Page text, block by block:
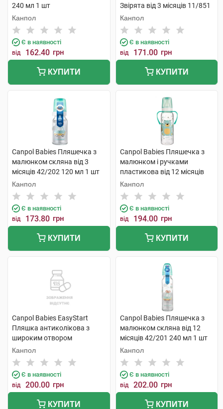
240 мл 1 шт
Канпол
Є в наявності
від 162.40 грн
КУПИТИ
Звірята від 3 місяців 11/851
120 мл 1 шт
Канпол
Є в наявності
від 171.00 грн
КУПИТИ
Canpol Babies Пляшечка з
малюнком скляна від 3
місяців 42/202 120 мл 1 шт
Канпол
Є в наявності
від 173.80 грн
КУПИТИ
Canpol Babies Пляшечка з
малюнком і ручками
пластикова від 12 місяців
11/845 250 мл 1 шт
Канпол
Є в наявності
від 194.00 грн
КУПИТИ
Canpol Babies EasyStart
Пляшка антиколікова з
широким отвором
Кольорові звірята 120 мл 1
шт
Канпол
Є в наявності
від 200.00 грн
КУПИТИ
Canpol Babies Пляшечка з
малюнком скляна від 12
місяців 42/201 240 мл 1 шт
Канпол
Є в наявності
від 202.00 грн
КУПИТИ